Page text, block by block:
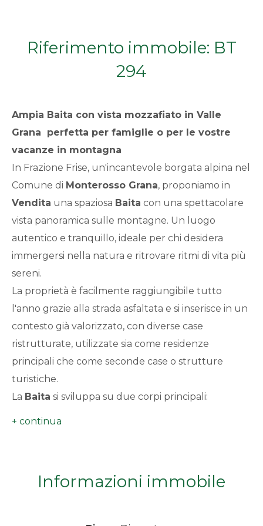
Riferimento immobile: BT
294
Ampia Baita con vista mozzafiato in Valle
Grana  perfetta per famiglie o per le vostre
vacanze in montagna
In Frazione Frise, un'incantevole borgata alpina nel
Comune di Monterosso Grana, proponiamo in
Vendita una spaziosa Baita con una spettacolare
vista panoramica sulle montagne. Un luogo
autentico e tranquillo, ideale per chi desidera
immergersi nella natura e ritrovare ritmi di vita più
sereni.
La proprietà è facilmente raggiungibile tutto
l'anno grazie alla strada asfaltata e si inserisce in un
contesto già valorizzato, con diverse case
ristrutturate, utilizzate sia come residenze
principali che come seconde case o strutture
turistiche.
La Baita si sviluppa su due corpi principali:
Il primo, disposto su tre livelli, sviluppa
cucina con caminetto, una camera e una
realizzare un bell'ampliamento. Il tetto di
Informazioni immobile
3
4
5
5+
Bagni
minimi
Qualsiasi
1
2